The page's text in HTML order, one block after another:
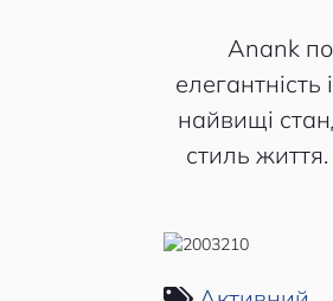
Anank
елегантність
найвищі
стиль